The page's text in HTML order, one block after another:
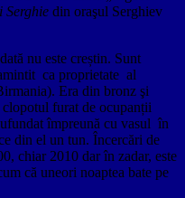
Serghie din oraşul Serghiev
nu este creștin. Sunt
ca proprietate al
Era din bronz şi
furat de ocupanții
împreună cu vasul în
din el un tun. Încercări de
chiar 2010 dar în zadar, este
că uneori noaptea bate pe